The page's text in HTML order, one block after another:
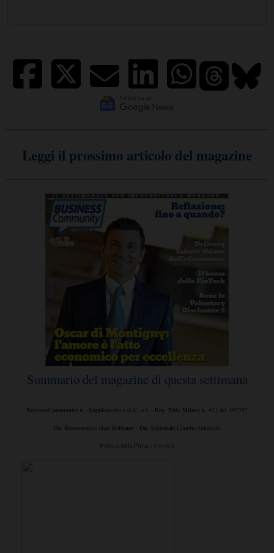
Leggi il prossimo articolo del magazine
Sommario del magazine di questa settimana
BusinessCommunity.it - Supplemento a G.C. e t. - Reg. Trib. Milano n. 431 del 19/7/97
Dir. Responsabile Gigi Beltrame - Dir. Editoriale Claudio Gandolfo
Politica della Privacy e cookie